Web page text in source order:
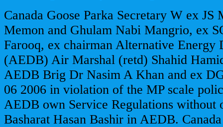
Canada Goose Parka Secretary W ex JS
Memon and Ghulam Nabi Mangrio, ex
Farooq, ex chairman Alternative Energy
(AEDB) Air Marshal (retd) Shahid
AEDB Brig Dr Nasim A Khan and ex
06 2006 in violation of the MP scale
AEDB own Service Regulations without
Basharat Hasan Bashir in AEDB.